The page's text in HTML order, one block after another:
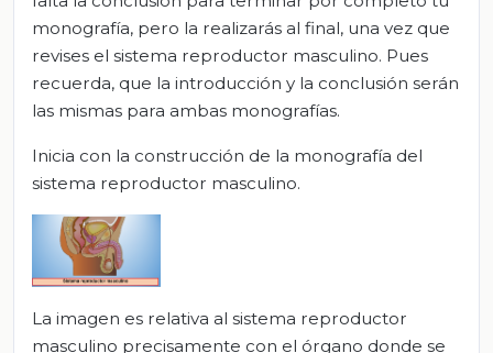
monografía, pero la realizarás al final, una vez que
revises el sistema reproductor masculino. Pues
recuerda, que la introducción y la conclusión serán
las mismas para ambas monografías.
Inicia con la construcción de la monografía del
sistema reproductor masculino.
La imagen es relativa al sistema reproductor
masculino precisamente con el órgano donde se